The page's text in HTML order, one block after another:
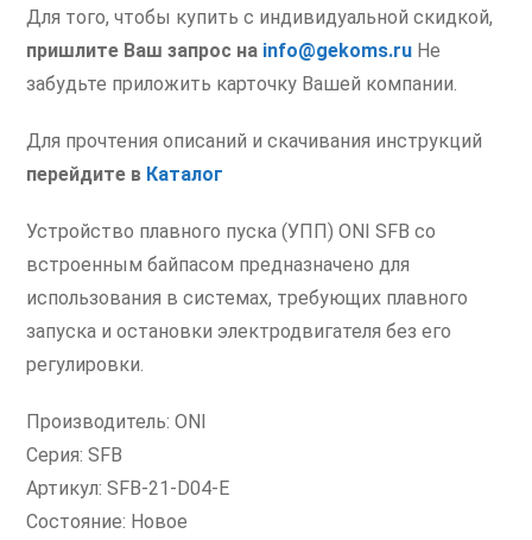
Для того, чтобы купить с индивидуальной скидкой,
пришлите Ваш запрос на info@gekoms.ru Не
забудьте приложить карточку Вашей компании.
Для прочтения описаний и скачивания инструкций
перейдите в Каталог
Устройство плавного пуска (УПП) ONI SFB со
встроенным байпасом предназначено для
использования в системах, требующих плавного
запуска и остановки электродвигателя без его
регулировки.
Производитель: ONI
Серия: SFB
Артикул: SFB-21-D04-E
Состояние: Новое